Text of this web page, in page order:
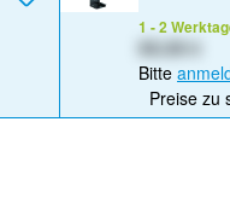
1 - 2
Bitte
Preise zu